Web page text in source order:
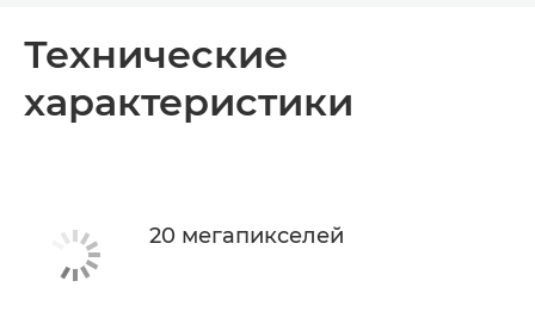
Технические характеристики
Технические
характеристики
20 мегапикселей